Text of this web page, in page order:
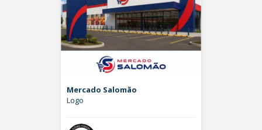
Mercado Salomão
Logo